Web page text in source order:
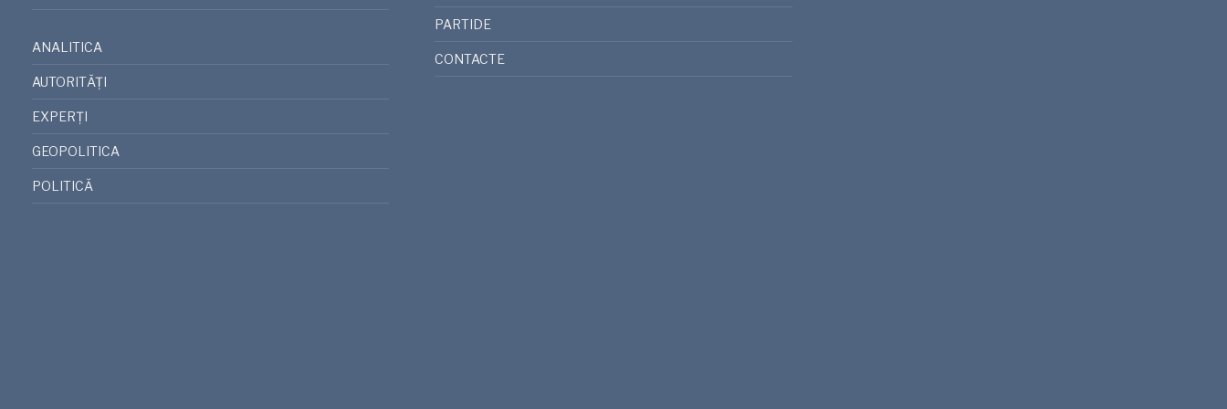
ANALITICA
AUTORITĂȚI
EXPERȚI
GEOPOLITICA
POLITICĂ
PARTIDE
CONTACTE